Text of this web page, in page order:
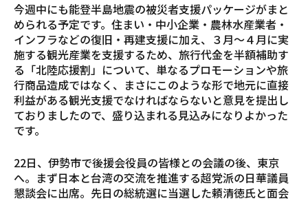
今週中にも能登半島地震の被災者支援パッケージがまと
められる予定です。住まい・中小企業・農林水産業者・
インフラなどの復旧・再建支援に加え、３月～４月に実
施する観光産業を支援するため、旅行代金を半額補助す
る「北陸応援割」について、単なるプロモーションや旅
行商品造成ではなく、まさにこのような形で地元に直接
利益がある観光支援でなければならないと意見を提出し
ておりましたので、盛り込まれる見込みになりよかった
です。
22日、伊勢市で後援会役員の皆様との会議の後、東京
へ。まず日本と台湾の交流を推進する超党派の日華議員
懇談会に出席。先日の総統選に当選した頼清徳氏と面会